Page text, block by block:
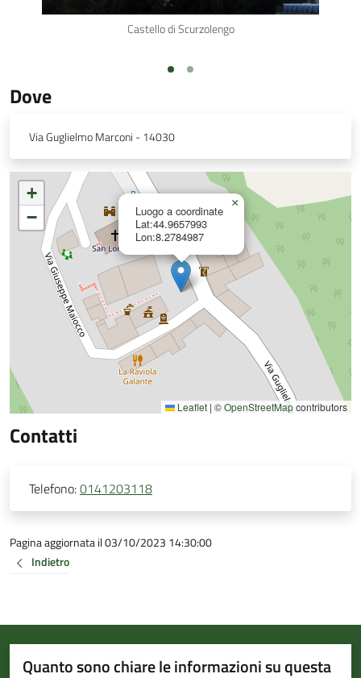
Castello di Scurzolengo
Dove
Via Guglielmo Marconi - 14030
Luogo a coordinate
Lat:44.9657993
Lon:8.2784987
×
+
−
Leaflet | ©OpenStreetMapcontributors
Contatti
Telefono:0141203118
Pagina aggiornata il 03/10/2023 14:30:00
Indietro
Quanto sono chiare le informazioni su questa